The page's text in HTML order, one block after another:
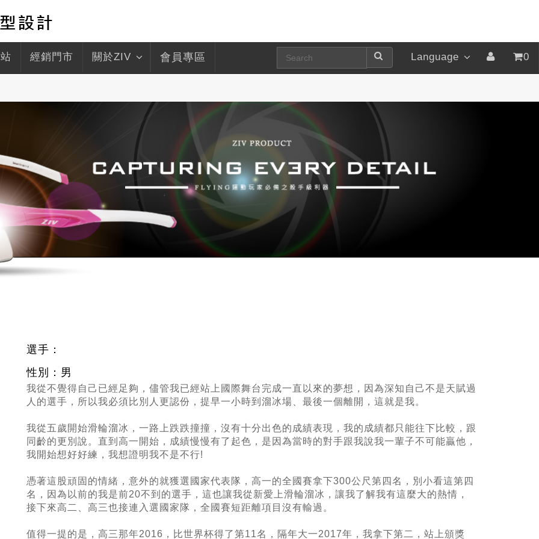
經銷門市 關於ZIV 會員專區 Language 0
選手：
性別：男
我從不覺得自己已經足夠，儘管我已經站上國際舞台完成一直以來的夢想，因為深知自己不是天賦過
人的選手，所以我必須比別人更認份，提早一小時到溜冰場、最後一個離開，這就是我。
我從五歲開始滑輪溜冰，一路上跌跌撞撞，沒有十分出色的成績表現，我的成績都只能往下比較，跟
同齡的更別說。直到高一開始，成績慢慢有了起色，是因為當時的對手跟我說我一輩子不可能贏他，
我開始想好好練，我想證明我不是不行!
憑著這股頑固的情緒，意外的就獲選國家代表隊，高一的全國賽拿下300公尺第四名，別小看這第四
名，因為以前的我是前20不到的選手，這也讓我從新愛上滑輪溜冰，讓我了解我有這麼大的熱情，
接下來高二、高三也接連入選國家隊，全國賽短距離項目沒有輸過。
值得一提的是，高三那年2016，比世界杯得了第11名，隔年大一2017年，我拿下第二，站上頒獎